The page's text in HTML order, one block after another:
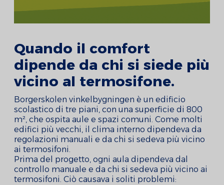
Quando il comfort
dipende da chi si siede più
vicino al termosifone.
Borgerskolen vinkelbygningen è un edificio
scolastico di tre piani, con una superficie di 800
m², che ospita aule e spazi comuni. Come molti
edifici più vecchi, il clima interno dipendeva da
regolazioni manuali e da chi si sedeva più vicino
ai termosifoni.
Prima del progetto, ogni aula dipendeva dal
controllo manuale e da chi si sedeva più vicino ai
termosifoni. Ciò causava i soliti problemi: